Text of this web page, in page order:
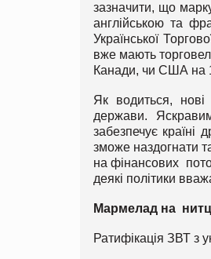
зазначити, що
англійською та
Української
вже мають
Канади, чи США на
Як водиться,
держави.
забезпечує
зможе наздогнати
на фінансових
деякі політики
Мармелад на
Ратифікація ЗВТ з